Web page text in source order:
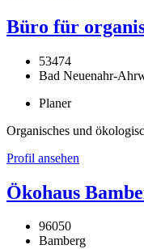
Büro für
53474
Bad Neuenahr-
Planer
Organisches und
Profil ansehen
Ökohaus
96050
Bamberg